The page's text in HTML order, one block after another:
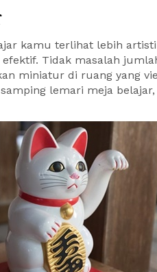
kamu terlihat lebih
Tidak masalah
miniatur di ruang yang
lemari meja